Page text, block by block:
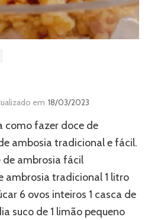
em 18/03/2023
como fazer doce de
ambosia tradicional e fácil.
de ambrosia fácil
ambrosia tradicional 1 litro
6 ovos inteiros 1 casca de
suco de 1 limão pequeno